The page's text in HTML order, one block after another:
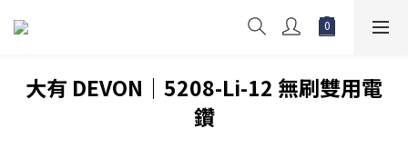
大有 DEVON｜5208-Li-12 無刷雙用電
鑽